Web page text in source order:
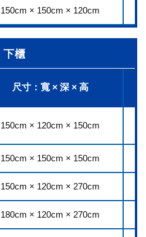
150cm × 150cm × 120cm
下櫃
尺寸：寬 × 深 × 高
150cm × 120cm × 150cm
150cm × 150cm × 150cm
150cm × 120cm × 270cm
180cm × 120cm × 270cm